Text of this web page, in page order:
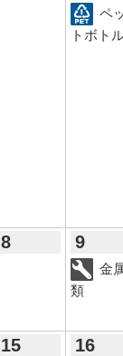
ペ
トボト
8 9
金
類
15 16